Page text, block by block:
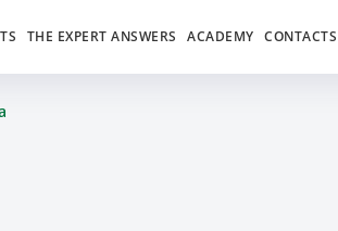
THE EXPERT ANSWERS ACADEMY CONTACTS